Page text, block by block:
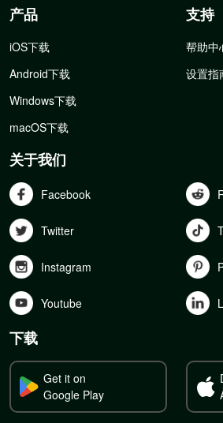
产品
iOS下载
Android下载
Windows下载
macOS下载
支持
帮助中
设置指
关于我们
Facebook
Twitter
Instagram
Youtube
下载
Get it on
Google Play